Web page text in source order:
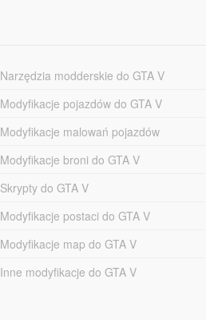
Narzędzia modderskie do GTA V
Modyfikacje pojazdów do GTA V
Modyfikacje malowań pojazdów
Modyfikacje broni do GTA V
Skrypty do GTA V
Modyfikacje postaci do GTA V
Modyfikacje map do GTA V
Inne modyfikacje do GTA V